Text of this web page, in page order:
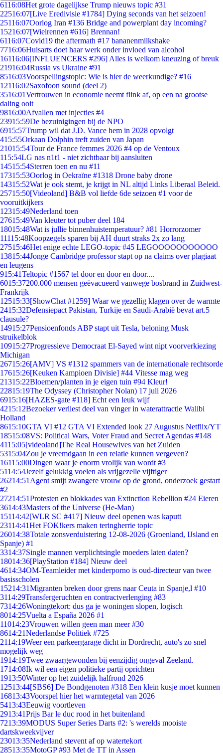
6116:08Het grote dagelijkse Trump nieuws topic #31
22516:07[Live Eredivisie #1784] Dying seconds van het seizoen!
25116:07Oorlog Iran #136 Bridge and powerplant day incoming?
15216:07[Wielrennen #616] Brennan!
6116:07Covid19 the aftermath #17 bananenmilkshake
7716:06Huisarts doet haar werk onder invloed van alcohol
16116:06[INFLUENCERS #296] Alles is welkom kneuzing of breuk
21916:04Russia vs Ukraine #91
8516:03Voorspellingstopic: Wie is hier de weerkundige? #16
12116:02Saxofoon sound (deel 2)
3516:01Vertrouwen in economie neemt flink af, op een na grootse
daling ooit
9816:00Afvallen met injecties #4
23915:59De bezuinigingen bij de NPO
6915:57Trump wil dat J.D. Vance hem in 2028 opvolgt
415:55Orkaan Dolphin treft zuiden van Japan
21015:54Tour de France femmes 2026 #4 op de Ventoux
115:54LG nas n1t1 - niet zichtbaar bij aansluiten
14515:54Sterren toen en nu #11
17315:53Oorlog in Oekraïne #1318 Drone baby drone
14315:52Wat je ook stemt, je krijgt in NL altijd Links Liberaal Beleid.
25715:50[Videoland] B&B vol liefde 6de seizoen #1 voor de
vooruitkijkers
12315:49Nederland toen
27615:49Van kleuter tot puber deel 184
18015:48Wat is jullie binnenhuistemperatuur? #81 Horrorzomer
11115:48Koopzegels sparen bij AH duurt straks 2x zo lang
27515:46Het enige echte LEGO-topic #45 LEGOOOOOOOOOOO
13815:44Jonge Cambridge professor stapt op na claims over plagiaat
en leugens
915:41Teltopic #1567 tel door en door en door....
6015:37200.000 mensen geëvacueerd vanwege bosbrand in Zuidwest-
Frankrijk
12515:33[ShowChat #1259] Waar we gezellig klagen over de warmte
2415:32Defensiepact Pakistan, Turkije en Saudi-Arabië bevat art.5
clausule?
14915:27Pensioenfonds ABP stapt uit Tesla, beloning Musk
struikelblok
10915:27Progressieve Democraat El-Sayed wint nipt voorverkiezing
Michigan
26715:26[AMV] VS #1312 spammers van de internationale rechtsorde
17615:26[Keuken Kampioen Divisie] #44 Vitesse mag weg
21315:22Bloemen/planten in je eigen tuin #94 Kleur!
22815:19The Odyssey (Christopher Nolan) 17 juli 2026
6915:16[HAZES-gate #118] Echt een leuk wijf
4215:12Bezoeker verliest deel van vinger in waterattractie Walibi
Holland
8615:10GTA VI #12 GTA VI Extended look 27 Augustus Netflix/YT
18515:08VS: Political Wars, Voter Fraud and Secret Agendas #148
4115:05[videoland]The Real Housewives van het Zuiden
5315:04Zou je vreemdgaan in een relatie kunnen vergeven?
16115:00Dingen waar je enorm vrolijk van wordt #3
5114:54Jezelf gelukkig voelen als vrijgezelle vijftiger
26214:51 Agent smijt zwangere vrouw op de grond, onderzoek gestart
#2
27214:51Protesten en blokkades van Extinction Rebellion #24 Eieren
3614:43Masters of the Universe (He-Man)
15114:42[WLR SC #417] Nieuw deel openen was kaputt
23114:41Het FOK!kers maken teringherrie topic
26014:38Totale zonsverduistering 12-08-2026 (Groenland, IJsland en
Spanje) #1
3314:37Single mannen verplichtsingle moeders laten daten?
18014:36[PlayStation #184] Nieuw deel
4614:34OM-Teamleider met kinderporno is oud-directeur van twee
basisscholen
15214:31Migranten breken door grens naar Ceuta in Spanje,l #10
3114:29Transfergeruchten en contractverlenging #83
7314:26Woningtekort: dus ga je woningen slopen, logisch
8014:25Vuelta a España 2026 #1
11014:23Vrouwen willen geen man meer #30
8614:21Nederlandse Politiek #725
2114:19Weer een parkeergarage dicht in Dordrecht, auto's zo snel
mogelijk weg
1914:19Twee zwaargewonden bij eenzijdig ongeval Zeeland.
1714:08Ik wil een eigen politieke partij oprichten
1913:50Winter op het zuidelijk halfrond 2026
12513:44[SBS6] De Bondgenoten #318 Een klein kusje moet kunnen
16813:43Voorspel hier het warmtegetal van 2026
5413:43Eeuwig voortleven
2913:41Prijs Bar le duc rood in het buitenland
7213:39MODUS Super Series Darts #2: 's werelds mooiste
dartskweekvijver
23013:35Nederland stevent af op watertekort
28513:35MotoGP #93 Met de TT in Assen